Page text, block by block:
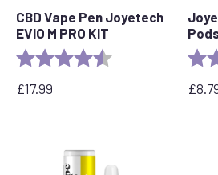
CBD Vape Pen Joyetech
EVIO M PRO KIT
Αξιολόγηση: 4,5 από 5 αστέρια
£17.99 £